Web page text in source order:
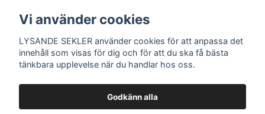
Sociala medier
Vi använder cookies
LYSANDE SEKLER använder cookies för att anpassa det
innehåll som visas för dig och för att du ska få bästa
tänkbara upplevelse när du handlar hos oss.
Godkänn alla